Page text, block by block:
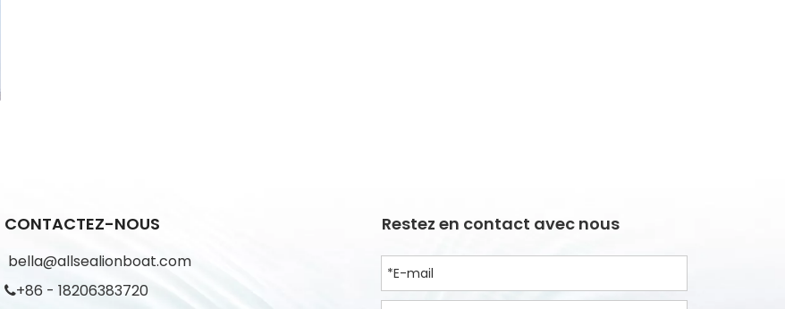
CONTACTEZ-NOUS
bella@allsealionboat.com
+86 - 18206383720
Restez en contact avec nous